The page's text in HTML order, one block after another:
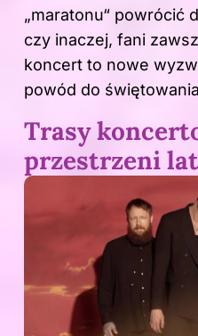
„maratonu“ powrócić
czy inaczej, fani
koncert to nowe
powód do
Trasy
przestrzeni lat